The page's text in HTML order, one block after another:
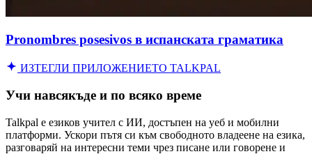
Pronombres posesivos в испанската граматика
ИЗТЕГЛИ ПРИЛОЖЕНИЕТО TALKPAL
Учи навсякъде и по всяко време
Talkpal е езиков учител с ИИ, достъпен на уеб и мобилни
платформи. Ускори пътя си към свободното владеене на езика,
разговаряй на интересни теми чрез писане или говорене и